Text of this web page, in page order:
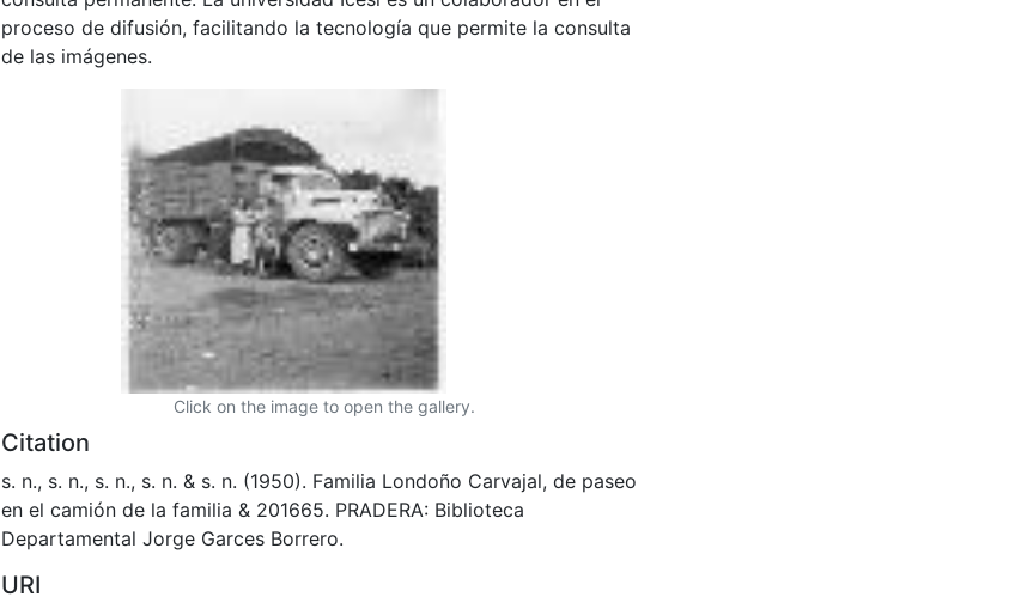
proceso de difusión, facilitando la tecnología que permite la consulta
de las imágenes.
Click on the image to open the gallery.
Citation
s. n., s. n., s. n., s. n. & s. n. (1950). Familia Londoño Carvajal, de paseo
en el camión de la familia & 201665. PRADERA: Biblioteca
Departamental Jorge Garces Borrero.
URI